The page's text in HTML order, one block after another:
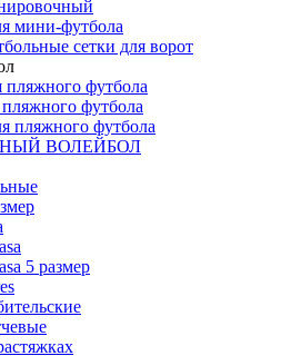
мини-футбола
сетки для ворот
пляжного футбола
футбола
пляжного футбола
ВОЛЕЙБОЛ
5 размер